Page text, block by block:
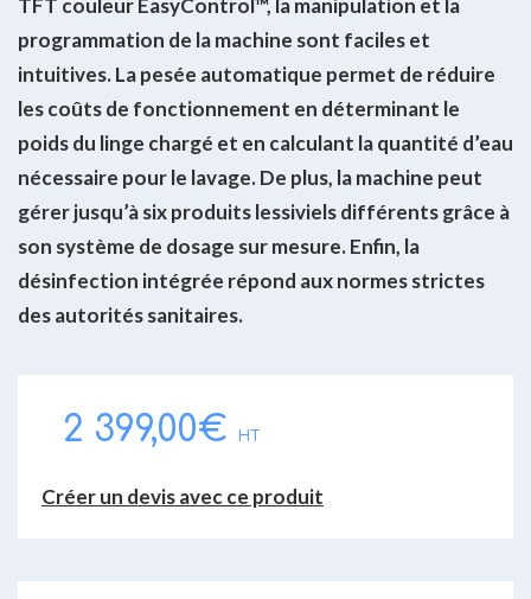
TFT couleur EasyControl™, la manipulation et la
programmation de la machine sont faciles et
intuitives. La pesée automatique permet de réduire
les coûts de fonctionnement en déterminant le
poids du linge chargé et en calculant la quantité d’eau
nécessaire pour le lavage. De plus, la machine peut
gérer jusqu’à six produits lessiviels différents grâce à
son système de dosage sur mesure. Enfin, la
désinfection intégrée répond aux normes strictes
des autorités sanitaires.
2 399,00€ HT
Créer un devis avec ce produit